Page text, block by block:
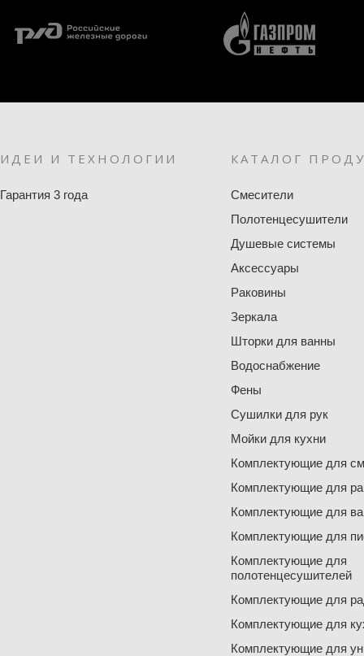
ИДЕИ И ТЕХНОЛОГИИ
Гарантия 3 года
КАТАЛОГ
Смесители
Полотенцесушители
Душевые системы
Аксессуары
Раковины
Зеркала
Шторки для ванны
Водоснабжение
Фены
Сушилки для рук
Мойки для кухни
Комплектующие для
Комплектующие для
Комплектующие для
Комплектующие для
Комплектующие для
полотенцесушителей
Комплектующие для
Комплектующие для
Комплектующие для